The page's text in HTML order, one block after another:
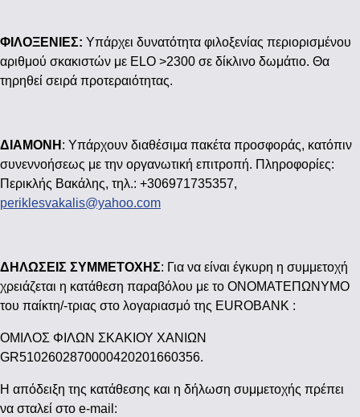
ΦΙΛΟΞΕΝΙΕΣ: Υπάρχει δυνατότητα φιλοξενίας περιορισμένου
αριθμού σκακιστών με ELO >2300 σε δίκλινο δωμάτιο. Θα
τηρηθεί σειρά προτεραιότητας.
ΔΙΑΜΟΝΗ : Υπάρχουν διαθέσιμα πακέτα προσφοράς, κατόπιν
συνεννοήσεως με την οργανωτική επιτροπή. Πληροφορίες:
Περικλής Βακάλης, τηλ.: +306971735357,
periklesvakalis@yahoo.com
ΔΗΛΩΣΕΙΣ ΣΥΜΜΕΤΟΧΗΣ: Για να είναι έγκυρη η συμμετοχή
χρειάζεται η κατάθεση παραβόλου με το ΟΝΟΜΑΤΕΠΩΝΥΜΟ
του παίκτη/-τριας στο λογαριασμό της EUROBANK :
ΟΜΙΛΟΣ ΦΙΛΩΝ ΣΚΑΚΙΟΥ ΧΑΝΙΩΝ
GR5102602870000420201660356.
Η απόδειξη της κατάθεσης και η δήλωση συμμετοχής πρέπει
να σταλεί στο e-mail: